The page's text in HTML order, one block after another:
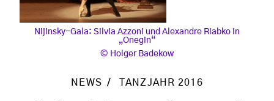
Nijinsky-Gala: Silvia Azzoni und Alexandre Riabko in
„Onegin“
Holger Badekow
NEWS TANZJAHR 2016